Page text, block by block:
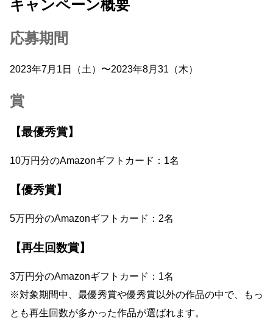
キャンペーン概要
応募期間
2023年7月1日（土）〜2023年8月31（木）
賞
【最優秀賞】
10万円分のAmazonギフトカード：1名
【優秀賞】
5万円分のAmazonギフトカード：2名
【再生回数賞】
3万円分のAmazonギフトカード：1名
※対象期間中、最優秀賞や優秀賞以外の作品の中で、もっ
とも再生回数が多かった作品が選ばれます。